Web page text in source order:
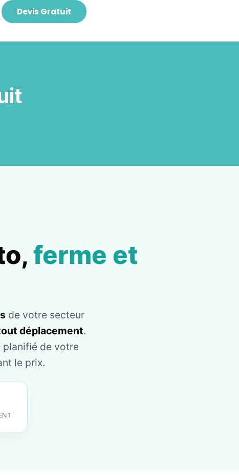
Devis Gratuit
ferme et
de votre secteur
déplacement.
planifié de votre
le prix.